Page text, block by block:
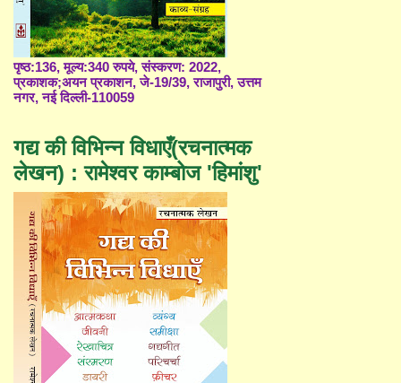
पृष्ठ:136, मूल्य:340 रुपये, संस्करण: 2022,
प्रकाशक;अयन प्रकाशन, जे-19/39, राजापुरी, उत्तम
नगर, नई दिल्ली-110059
गद्य की विभिन्न विधाएँ(रचनात्मक
लेखन) : रामेश्वर काम्बोज 'हिमांशु'